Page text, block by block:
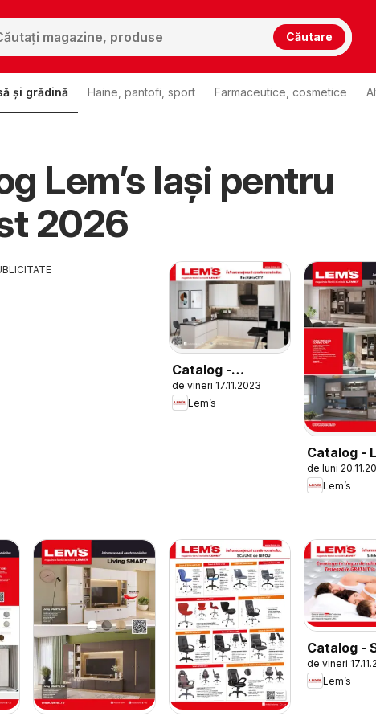
Căutare
și grădină Haine, pantofi, sport Farmaceutice, cosmetice
Lem’s Iași pentru
2026
Catalog -
Bucătăria City
de vineri 17.11.2023
Lem’s
Catalog -
Dormitor
de luni
Lem’s
Catalog -
de vineri
Lem’s